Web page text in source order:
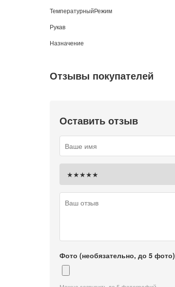
ТемпературныйРежим
Рукав
Назначение
Отзывы покупателей
Оставить отзыв
Фото (необязательно, до 5 фото)